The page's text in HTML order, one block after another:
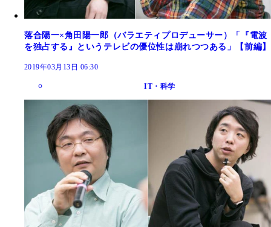
落合陽一×角田陽一郎（バラエティプロデューサー）「『電波
を独占する』というテレビの優位性は崩れつつある」【前編】
2019年03月13日 06:30
IT・科学